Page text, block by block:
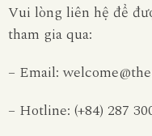
Vui lòng liên hệ để
tham gia qua:
– Email:
– Hotline: (+84) 287